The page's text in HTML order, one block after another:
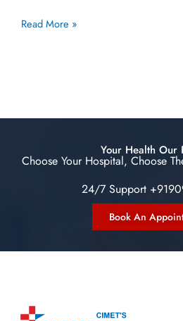
Read More »
Your Health Our
Choose Your Hospital, Choose
24/7 Support
Book An